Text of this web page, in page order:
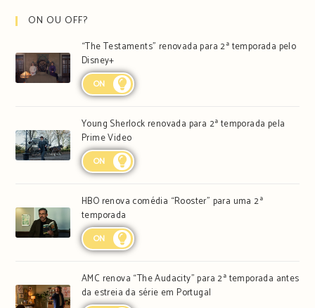
ON OU OFF?
“The Testaments” renovada para 2ª temporada pelo
Disney+
ON
Young Sherlock renovada para 2ª temporada pela
Prime Video
ON
HBO renova comédia “Rooster” para uma 2ª
temporada
ON
AMC renova “The Audacity” para 2ª temporada antes
da estreia da série em Portugal